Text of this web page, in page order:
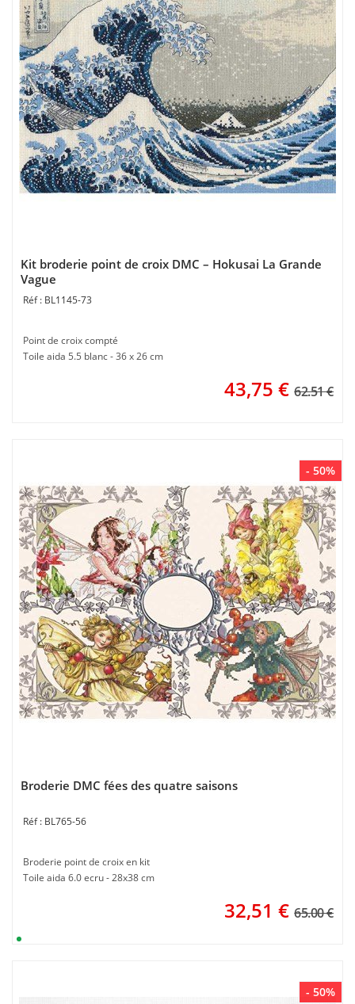
Kit broderie point de croix DMC – Hokusai La Grande
Vague
BL1145-73
Point de croix compté
Toile aida 5.5 blanc - 36 x 26 cm
43,75 € 62.51 €
- 50%
Broderie DMC fées des quatre saisons
BL765-56
Broderie point de croix en kit
Toile aida 6.0 ecru - 28x38 cm
32,51 € 65.00 €
- 50%